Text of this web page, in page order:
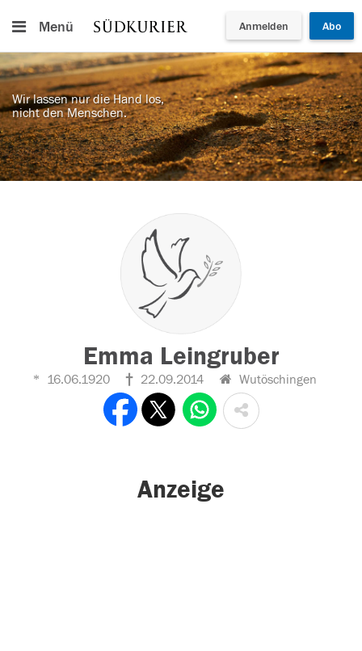
Menü Anmelden Abo
Wir lassen nur die Hand los,
nicht den Menschen.
Emma Leingruber
16.06.1920 22.09.2014 Wutöschingen
Anzeige